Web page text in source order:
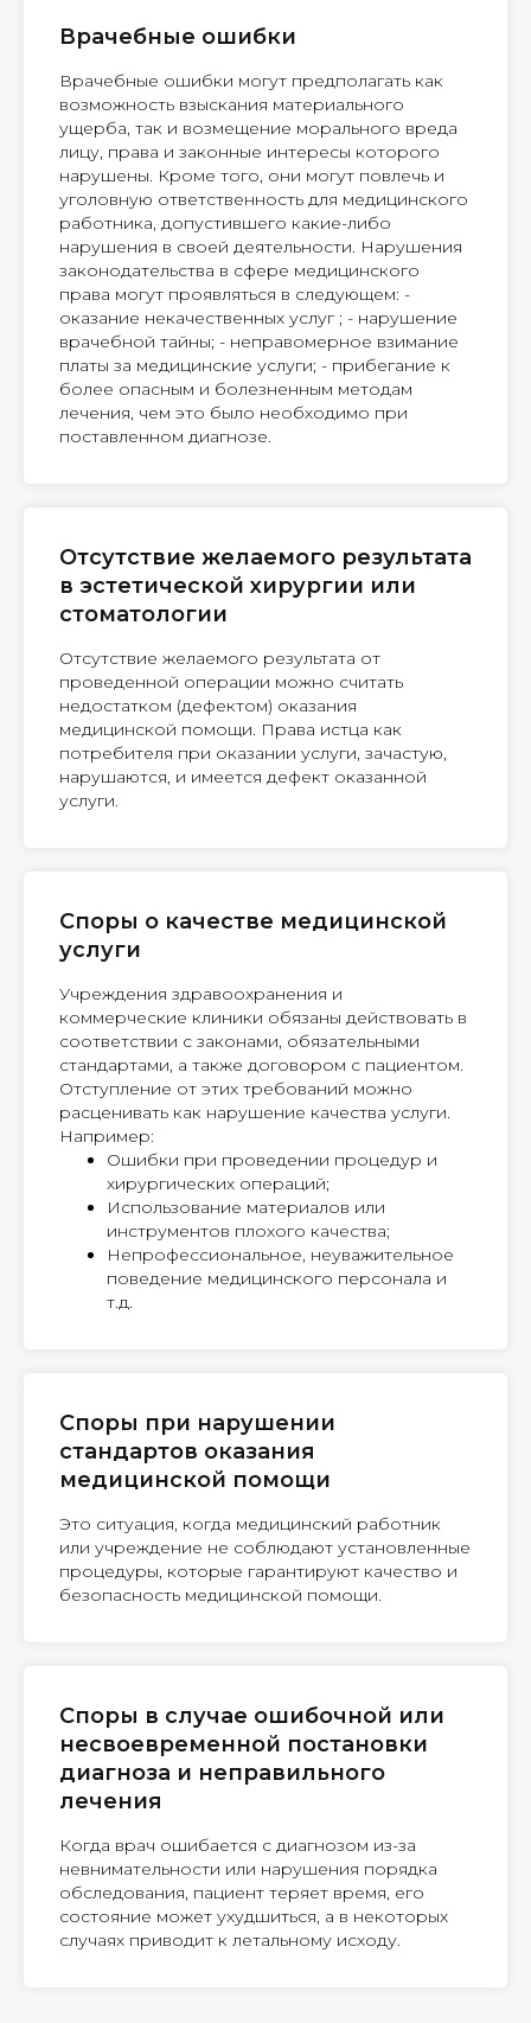
Врачебные ошибки
Врачебные ошибки могут предполагать как
возможность взыскания материального
ущерба, так и возмещение морального вреда
лицу, права и законные интересы которого
нарушены. Кроме того, они могут повлечь и
уголовную ответственность для медицинского
работника, допустившего какие-либо
нарушения в своей деятельности. Нарушения
законодательства в сфере медицинского
права могут проявляться в следующем: -
оказание некачественных услуг ; - нарушение
врачебной тайны; - неправомерное взимание
платы за медицинские услуги; - прибегание к
более опасным и болезненным методам
лечения, чем это было необходимо при
поставленном диагнозе.
Отсутствие желаемого результата
в эстетической хирургии или
стоматологии
Отсутствие желаемого результата от
проведенной операции можно считать
недостатком (дефектом) оказания
медицинской помощи. Права истца как
потребителя при оказании услуги, зачастую,
нарушаются, и имеется дефект оказанной
услуги.
Споры о качестве медицинской
услуги
Учреждения здравоохранения и
коммерческие клиники обязаны действовать в
соответствии с законами, обязательными
стандартами, а также договором с пациентом.
Отступление от этих требований можно
расценивать как нарушение качества услуги.
Например:
Ошибки при проведении процедур и
хирургических операций;
Использование материалов или
инструментов плохого качества;
Непрофессиональное, неуважительное
поведение медицинского персонала и
т.д.
Споры при нарушении
стандартов оказания
медицинской помощи
Это ситуация, когда медицинский работник
или учреждение не соблюдают установленные
процедуры, которые гарантируют качество и
безопасность медицинской помощи.
Споры в случае ошибочной или
несвоевременной постановки
диагноза и неправильного
лечения
Когда врач ошибается с диагнозом из-за
невнимательности или нарушения порядка
обследования, пациент теряет время, его
состояние может ухудшиться, а в некоторых
случаях приводит к летальному исходу.